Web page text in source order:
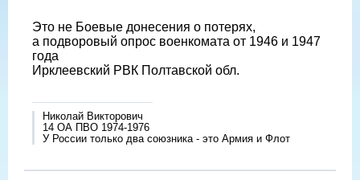
Это не Боевые донесения о потерях,
а подворовый опрос военкомата от 1946 и 1947
года
Ирклеевский РВК Полтавской обл.
Николай Викторович
14 ОА ПВО 1974-1976
У России только два союзника - это Армия и Флот